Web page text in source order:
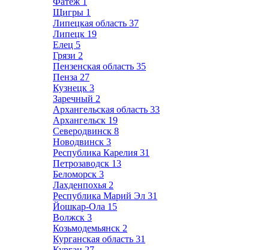
Щигры 1
Липецкая область 37
Липецк 19
Елец 5
Грязи 2
Пензенская область 35
Пенза 27
Кузнецк 3
Заречный 2
Архангельская область 33
Архангельск 19
Северодвинск 8
Новодвинск 3
Республика Карелия 31
Петрозаводск 13
Беломорск 3
Лахденпохья 2
Республика Марий Эл 31
Йошкар-Ола 15
Волжск 3
Козьмодемьянск 2
Курганская область 31